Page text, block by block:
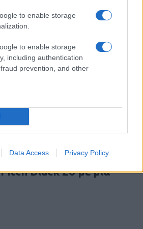
to enable storage
to enable storage
including authentication
prevention, and other
Data Access Privacy Policy
Αυγούστου 1588:
Pitch Black 26 με μια